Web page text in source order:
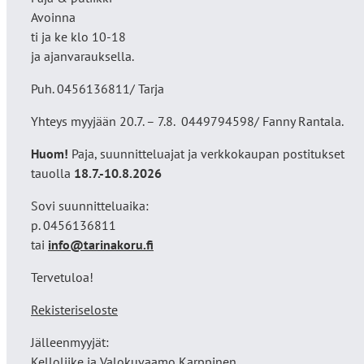
Avoinna
ti ja ke klo 10-18
ja ajanvarauksella.
Puh. 0456136811/ Tarja
Yhteys myyjään 20.7. – 7.8. 0449794598/ Fanny Rantala.
Huom! Paja, suunnitteluajat ja verkkokaupan postitukset
tauolla 18.7.-10.8.2026
Sovi suunnitteluaika:
p. 0456136811
tai info@tarinakoru.fi
Tervetuloa!
Rekisteriseloste
Jälleenmyyjät: